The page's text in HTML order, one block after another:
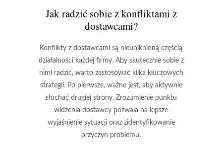
Jak radzić sobie z konfliktami z
dostawcami?
Konflikty z dostawcami są nieuniknioną częścią
działalności każdej firmy. Aby skutecznie sobie z
nimi radzić, warto zastosować kilka kluczowych
strategii. Po pierwsze, ważne jest, aby aktywnie
słuchać drugiej strony. Zrozumienie punktu
widzenia dostawcy pozwala na lepsze
wyjaśnienie sytuacji oraz zidentyfikowanie
przyczyn problemu.